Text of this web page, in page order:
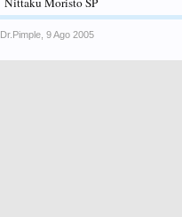
Dr.Pimple 9 Ago 2005